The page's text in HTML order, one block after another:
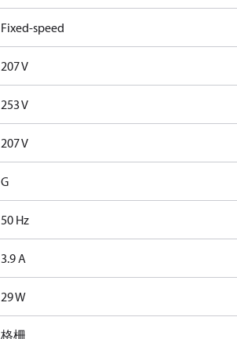
Fixed-speed
207 V
253 V
207 V
G
50 Hz
3.9 A
29 W
格柵